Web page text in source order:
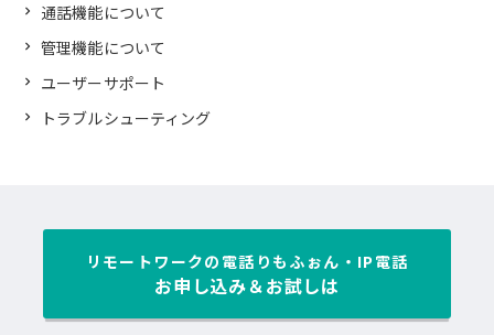
通話機能について
管理機能について
ユーザーサポート
トラブルシューティング
リモートワークの電話 りもふぉん・IP電話
お申し込み＆お試しは